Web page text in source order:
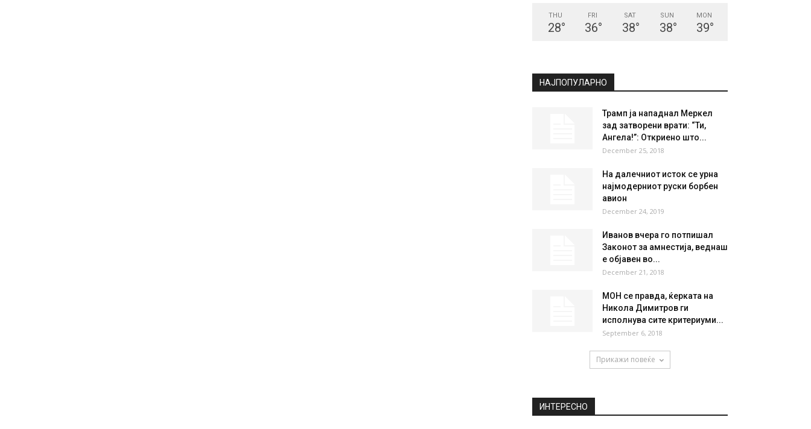
THU
28°
FRI
36°
SAT
38°
SUN
38°
MON
39°
НАЈПОПУЛАРНО
Трамп ја нападнал Меркел
зад затворени врати: “Ти,
Ангела!”: Откриено што...
December 25, 2018
На далечниот исток се урна
најмодерниот руски борбен
авион
December 24, 2019
Иванов вчера го потпишал
Законот за амнестија, веднаш
е објавен во...
December 21, 2018
МОН се правда, ќерката на
Никола Димитров ги
исполнува сите критериуми...
September 6, 2018
Прикажи повеќе
ИНТЕРЕСНО